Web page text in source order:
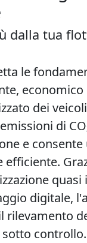
dalla tua
le
economico
dei
di
e consente
efficiente.
digitale,
rilevamento